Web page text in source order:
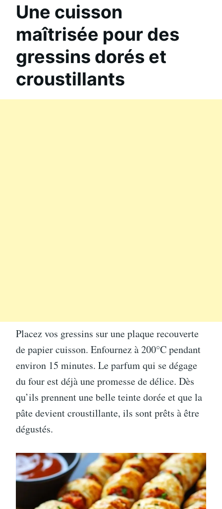
Une cuisson
maîtrisée pour des
gressins dorés et
croustillants
Placez vos gressins sur une plaque recouverte
de papier cuisson. Enfournez à 200°C pendant
environ 15 minutes. Le parfum qui se dégage
du four est déjà une promesse de délice. Dès
qu’ils prennent une belle teinte dorée et que la
pâte devient croustillante, ils sont prêts à être
dégustés.